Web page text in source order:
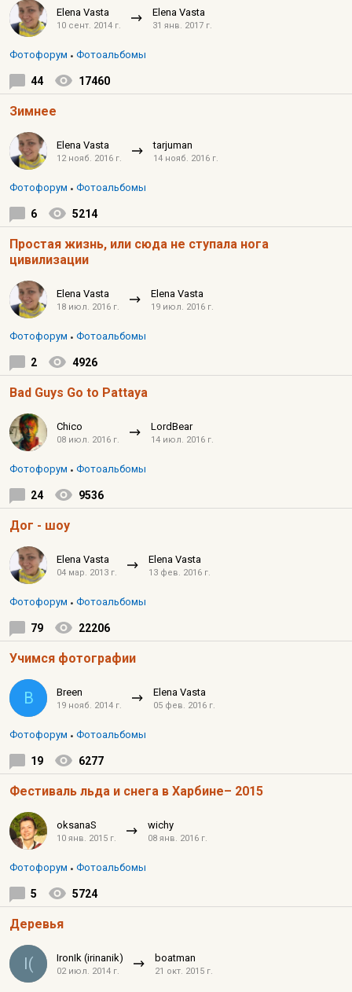
Elena Vasta
10 сент. 2014 г.
Elena Vasta
31 янв. 2017 г.
Фотофорум Фотоальбомы
44 17460
Зимнее
Elena Vasta
12 нояб. 2016 г.
tarjuman
14 нояб. 2016 г.
Фотофорум Фотоальбомы
6 5214
Простая жизнь, или сюда не ступала нога
цивилизации
Elena Vasta
18 июл. 2016 г.
Elena Vasta
19 июл. 2016 г.
Фотофорум Фотоальбомы
2 4926
Bad Guys Go to Pattaya
Chico
08 июл. 2016 г.
LordBear
14 июл. 2016 г.
Фотофорум Фотоальбомы
24 9536
Дог - шоу
Elena Vasta
04 мар. 2013 г.
Elena Vasta
13 фев. 2016 г.
Фотофорум Фотоальбомы
79 22206
Учимся фотографии
B Breen
19 нояб. 2014 г.
Elena Vasta
05 фев. 2016 г.
Фотофорум Фотоальбомы
19 6277
Фестиваль льда и снега в Харбине– 2015
oksanaS
10 янв. 2015 г.
wichy
08 янв. 2016 г.
Фотофорум Фотоальбомы
5 5724
Деревья
I( IronIk (irinanik)
02 июл. 2014 г.
boatman
21 окт. 2015 г.